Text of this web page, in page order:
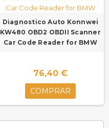
Diagnostico Auto Konnwei
KW480 OBD2 OBDII Scanner
Car Code Reader for BMW
76,40 €
COMPRAR